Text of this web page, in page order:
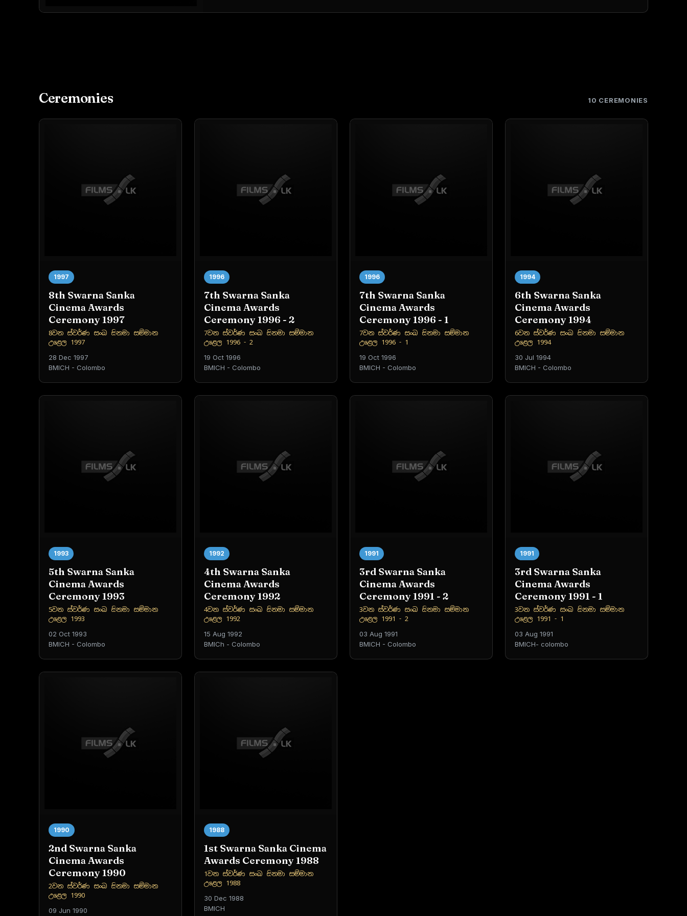
Ceremonies 10 CEREMONIES
1997
8th Swarna Sanka
Cinema Awards
Ceremony 1997
8වන ස්වර්ණ සංඛ සිනමා සම්මාන
උළෙල 1997
28 Dec 1997
BMICH - Colombo
1996
7th Swarna Sanka
Cinema Awards
Ceremony 1996 - 2
7වන ස්වර්ණ සංඛ සිනමා සම්මාන
උළෙල 1996 - 2
19 Oct 1996
BMICH - Colombo
1996
7th Swarna Sanka
Cinema Awards
Ceremony 1996 - 1
7වන ස්වර්ණ සංඛ සිනමා සම්මාන
උළෙල 1996 - 1
19 Oct 1996
BMICH - Colombo
1994
6th Swarna Sanka
Cinema Awards
Ceremony 1994
6වන ස්වර්ණ සංඛ සිනමා සම්මාන
උළෙල 1994
30 Jul 1994
BMICH - Colombo
1993
5th Swarna Sanka
Cinema Awards
Ceremony 1993
5වන ස්වර්ණ සංඛ සිනමා සම්මාන
උළෙල 1993
02 Oct 1993
BMICH - Colombo
1992
4th Swarna Sanka
Cinema Awards
Ceremony 1992
4වන ස්වර්ණ සංඛ සිනමා සම්මාන
උළෙල 1992
15 Aug 1992
BMICh - Colombo
1991
3rd Swarna Sanka
Cinema Awards
Ceremony 1991 - 2
3වන ස්වර්ණ සංඛ සිනමා සම්මාන
උළෙල 1991 - 2
03 Aug 1991
BMICH - Colombo
1991
3rd Swarna Sanka
Cinema Awards
Ceremony 1991 - 1
3වන ස්වර්ණ සංඛ සිනමා සම්මාන
උළෙල 1991 - 1
03 Aug 1991
BMICH- colombo
1990
2nd Swarna Sanka
Cinema Awards
Ceremony 1990
2වන ස්වර්ණ සංඛ සිනමා සම්මාන
උළෙල 1990
09 Jun 1990
1988
1st Swarna Sanka Cinema
Awards Ceremony 1988
1වන ස්වර්ණ සංඛ සිනමා සම්මාන
උළෙල 1988
30 Dec 1988
BMICH